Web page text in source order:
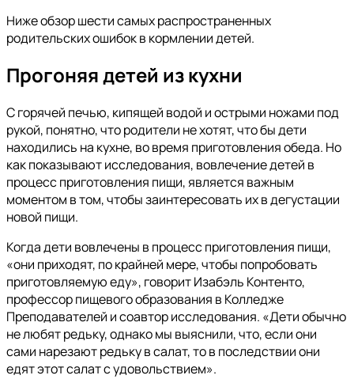
Ниже обзор шести самых распространенных
родительских ошибок в кормлении детей.
Прогоняя детей из кухни
С горячей печью, кипящей водой и острыми ножами под
рукой, понятно, что родители не хотят, что бы дети
находились на кухне, во время приготовления обеда. Но
как показывают исследования, вовлечение детей в
процесс приготовления пищи, является важным
моментом в том, чтобы заинтересовать их в дегустации
новой пищи.
Когда дети вовлечены в процесс приготовления пищи,
«они приходят, по крайней мере, чтобы попробовать
приготовляемую еду», говорит Изабэль Контенто,
профессор пищевого образования в Колледже
Преподавателей и соавтор исследования. «Дети обычно
не любят редьку, однако мы выяснили, что, если они
сами нарезают редьку в салат, то в последствии они
едят этот салат с удовольствием».